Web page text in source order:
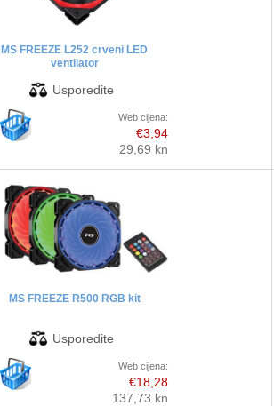
MS FREEZE L252 crveni LED
ventilator
Web cijena:
€3,94
29,69 kn
MS FREEZE R500 RGB kit
Web cijena:
€18,28
137,73 kn